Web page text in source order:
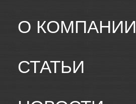
О КОМПАНИИ
СТАТЬИ